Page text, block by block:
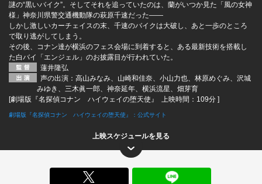
謎の“黒いバイク”。そしてそれを追っていたのは、蘭がいつか見た「風の女神
様」神奈川県警交通機動隊の萩原千速だった――
しかし激しいカーチェイスの末、千速のバイクは大破し、あと一歩のところ
で取り逃がしてしまう。
その後、コナン達が横浜のフェス会場に到着すると、ある最新技術を搭載し
た白バイ「エンジェル」のお披露目が行われていた。
蓮井隆弘
声の出演：高山みなみ、山崎和佳奈、小山力也、林原めぐみ、沢城
みゆき、三木眞一郎、神奈延年、横浜流星、畑芽育
[劇場版『名探偵コナン ハイウェイの堕天使』 上映時間：109分 ]
劇場版『名探偵コナン ハイウェイの堕天使』：公式サイト
上映スケジュールを見る